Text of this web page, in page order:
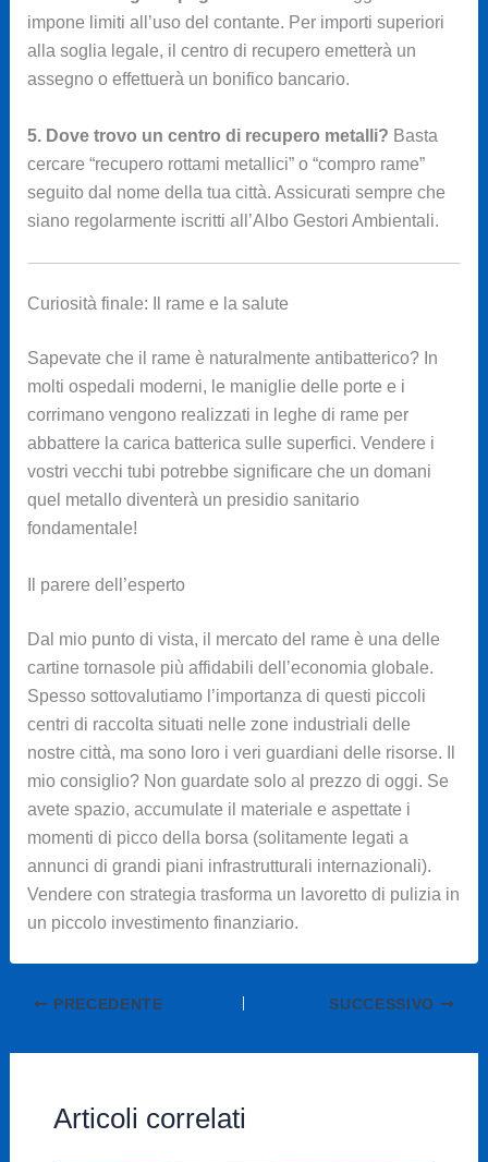
impone limiti all’uso del contante. Per importi superiori
alla soglia legale, il centro di recupero emetterà un
assegno o effettuerà un bonifico bancario.
5. Dove trovo un centro di recupero metalli? Basta
cercare “recupero rottami metallici” o “compro rame”
seguito dal nome della tua città. Assicurati sempre che
siano regolarmente iscritti all’Albo Gestori Ambientali.
Curiosità finale: Il rame e la salute
Sapevate che il rame è naturalmente antibatterico? In
molti ospedali moderni, le maniglie delle porte e i
corrimano vengono realizzati in leghe di rame per
abbattere la carica batterica sulle superfici. Vendere i
vostri vecchi tubi potrebbe significare che un domani
quel metallo diventerà un presidio sanitario
fondamentale!
Il parere dell’esperto
Dal mio punto di vista, il mercato del rame è una delle
cartine tornasole più affidabili dell’economia globale.
Spesso sottovalutiamo l’importanza di questi piccoli
centri di raccolta situati nelle zone industriali delle
nostre città, ma sono loro i veri guardiani delle risorse. Il
mio consiglio? Non guardate solo al prezzo di oggi. Se
avete spazio, accumulate il materiale e aspettate i
momenti di picco della borsa (solitamente legati a
annunci di grandi piani infrastrutturali internazionali).
Vendere con strategia trasforma un lavoretto di pulizia in
un piccolo investimento finanziario.
PRECEDENTE SUCCESSIVO
Articoli correlati